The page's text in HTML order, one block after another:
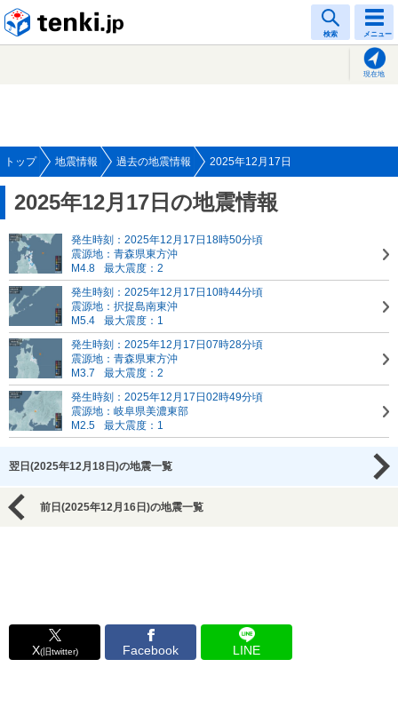
検索 メニュー
現在地
トップ 地震情報 過去の地震情報 2025年12月17日
2025年12月17日の地震情報
発生時刻：2025年12月17日18時50分頃
震源地：青森県東方沖
M4.8
最大震度：2
発生時刻：2025年12月17日10時44分頃
震源地：択捉島南東沖
M5.4
最大震度：1
発生時刻：2025年12月17日07時28分頃
震源地：青森県東方沖
M3.7
最大震度：2
発生時刻：2025年12月17日02時49分頃
震源地：岐阜県美濃東部
M2.5
最大震度：1
翌日(2025年12月18日)の地震一覧
前日(2025年12月16日)の地震一覧
X(旧twitter) Facebook LINE